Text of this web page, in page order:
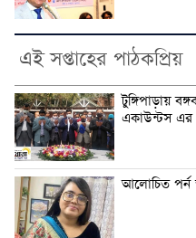
এই সপ্তাহের পাঠকপ্রিয়
টুঙ্গিপাড়ায়
একাউন্টস এর
আলোচিত পর্ন